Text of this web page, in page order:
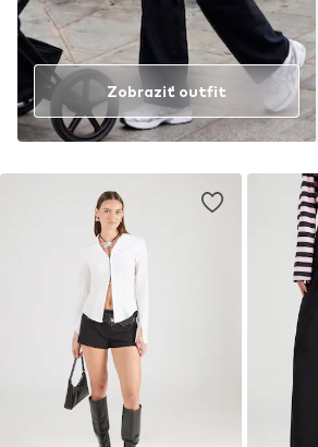
Zobraziť outfit